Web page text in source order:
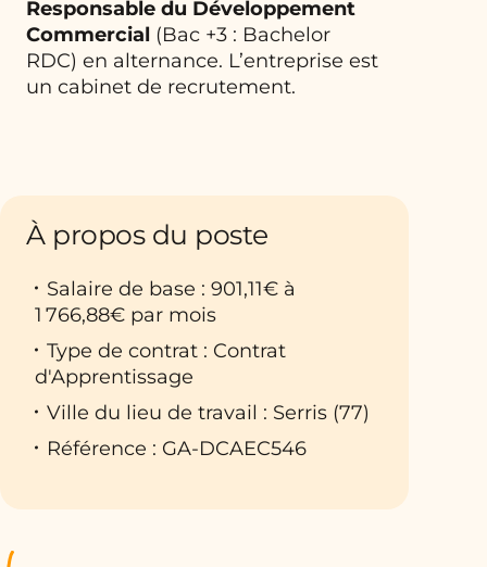
Responsable du Développement
Commercial (Bac +3 : Bachelor
RDC) en alternance. L’entreprise est
un cabinet de recrutement.
À propos du poste
Salaire de base : 901,11€ à
1 766,88€ par mois
Type de contrat : Contrat
d'Apprentissage
Ville du lieu de travail : Serris (77)
Référence : GA-DCAEC546